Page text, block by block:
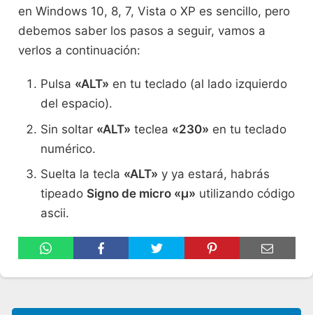
en Windows 10, 8, 7, Vista o XP es sencillo, pero
debemos saber los pasos a seguir, vamos a
verlos a continuación:
Pulsa «ALT» en tu teclado (al lado izquierdo
del espacio).
Sin soltar «ALT» teclea «230» en tu teclado
numérico.
Suelta la tecla «ALT» y ya estará, habrás
tipeado Signo de micro «µ» utilizando código
ascii.